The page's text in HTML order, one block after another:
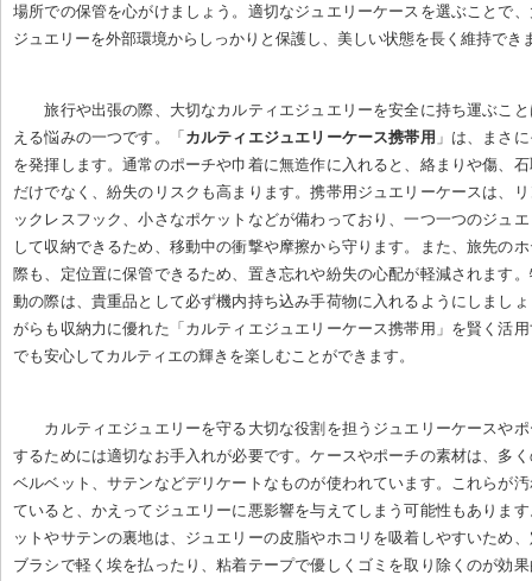
場所での保管を心がけましょう。適切なジュエリーケースを選ぶことで
ジュエリーを外部環境からしっかりと保護し、美しい状態を長く維持でき
旅行や出張の際、大切なカルティエジュエリーを安全に持ち運ぶこ
える悩みの一つです。「 カルティエジュエリーケース携帯用 」は、まさ
を発揮します。通常のポーチや巾着に無造作に入れると、絡まりや傷、
だけでなく、紛失のリスクも高まります。携帯用ジュエリーケースは、
ックレスフック、小さなポケットなどが備わっており、一つ一つのジュ
して収納できるため、移動中の衝撃や摩擦から守ります。また、旅先の
際も、定位置に保管できるため、置き忘れや紛失の心配が軽減されます
動の際は、貴重品として必ず機内持ち込み手荷物に入れるようにしまし
がらも収納力に優れた「カルティエジュエリーケース携帯用」を賢く活
でも安心してカルティエの輝きを楽しむことができます。
カルティエジュエリーを守る大切な役割を担うジュエリーケースや
するためには適切なお手入れが必要です。ケースやポーチの素材は、多
ベルベット、サテンなどデリケートなものが使われています。これらが
ていると、かえってジュエリーに悪影響を与えてしまう可能性もありま
ットやサテンの裏地は、ジュエリーの皮脂やホコリを吸着しやすいため
ブラシで軽く埃を払ったり、粘着テープで優しくゴミを取り除くのが効